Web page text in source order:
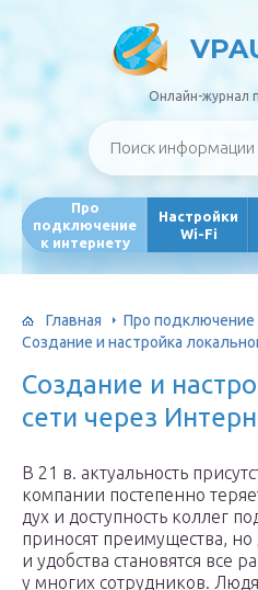
Онлайн-журнал
Про
подключение
к интернету
Настройки
Wi-Fi
Главная
Про подключение
Создание и настройка
Создание и
сети через
В 21 в. актуальность
компании постепенно
дух и доступность коллег
приносят преимущества,
и удобства становятся все
у многих сотрудников.